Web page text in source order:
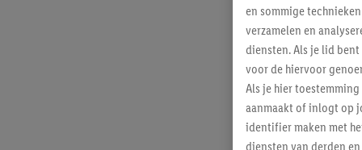
en sommige
verzamelen en
diensten. Als je lid
voor de hiervoor
Als je hier
aanmaakt of inlogt op
identifier maken met
diensten van derden